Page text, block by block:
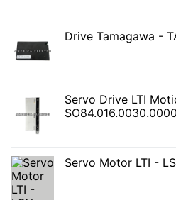
Drive Tamagawa -
Servo Drive LTI
Servo Motor LTI -